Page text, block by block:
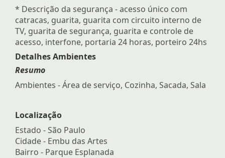
* Descrição da segurança - acesso único com
catracas, guarita, guarita com circuito interno de
TV, guarita de segurança, guarita e controle de
acesso, interfone, portaria 24 horas, porteiro 24hs
Detalhes Ambientes
Resumo
Ambientes - Área de serviço, Cozinha, Sacada, Sala
Localização
Estado -São Paulo
Cidade - Embu das Artes
Bairro - Parque Esplanada